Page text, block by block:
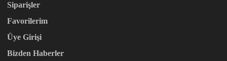
Siparişler
Favorilerim
Üye Girişi
Bizden Haberler